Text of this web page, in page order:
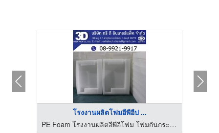
โรงงานผลิตโฟมอีพีอีป ...
PE Foam โรงงานผลิตอีพีอีโฟม โฟมกันกระแทก โฟมม้วนชลบุรี